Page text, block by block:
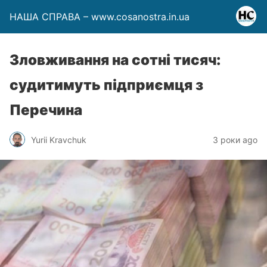
НАША СПРАВА – www.cosanostra.in.ua
Зловживання на сотні тисяч:
судитимуть підприємця з
Перечина
Yurii Kravchuk 3 роки ago